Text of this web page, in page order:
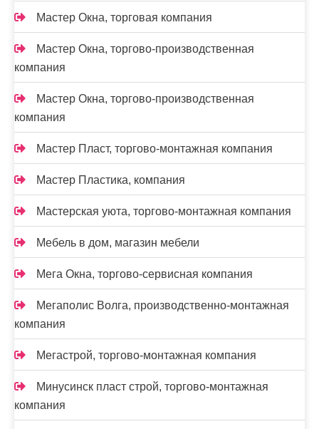
Мастер Окна, торговая компания
Мастер Окна, торгово-производственная
компания
Мастер Окна, торгово-производственная
компания
Мастер Пласт, торгово-монтажная компания
Мастер Пластика, компания
Мастерская уюта, торгово-монтажная компания
Мебель в дом, магазин мебели
Мега Окна, торгово-сервисная компания
Мегаполис Волга, производственно-монтажная
компания
Мегастрой, торгово-монтажная компания
Минусинск пласт строй, торгово-монтажная
компания